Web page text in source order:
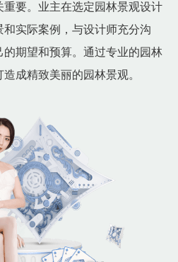
要。业主在选定园林景观设计
实际案例，与设计师充分沟
期望和预算。通过专业的园林
成精致美丽的园林景观。